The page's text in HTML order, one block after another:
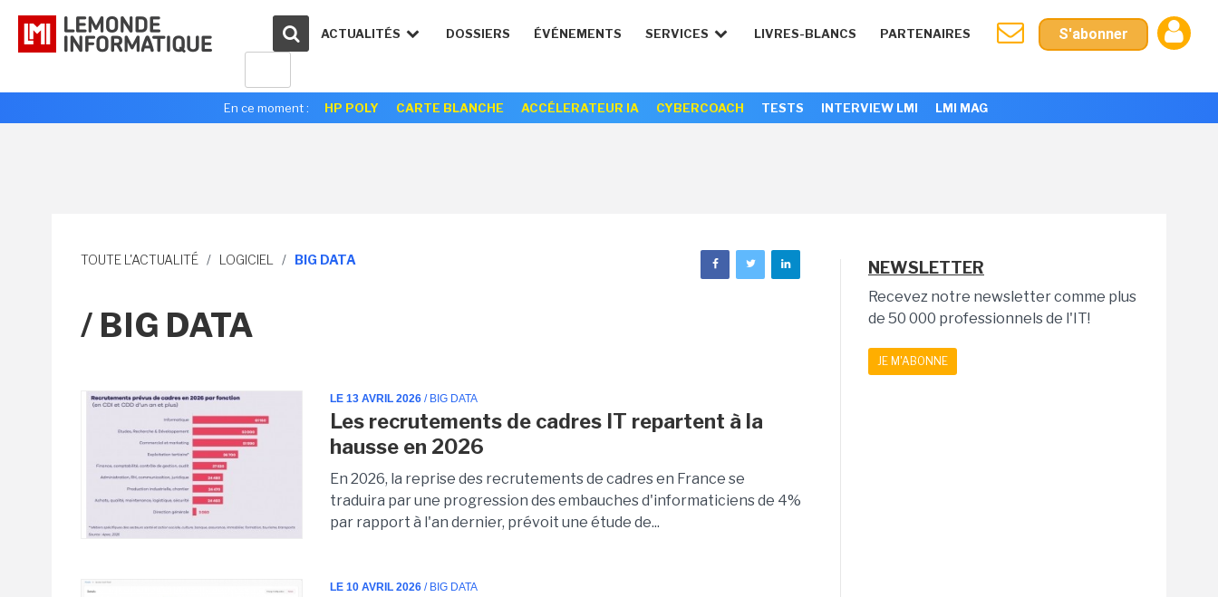
ACTUALITÉS DOSSIERS ÉVÉNEMENTS SERVICES LIVRES-BLANCS PARTENAIRES S'abonner
En ce moment : HP POLY CARTE BLANCHE ACCÉLERATEUR IA CYBERCOACH TESTS INTERVIEW LMI LMI MAG
TOUTE L'ACTUALITÉ / LOGICIEL / BIG DATA
/ BIG DATA
LE 13 AVRIL 2026 / BIG DATA
Les recrutements de cadres IT repartent à la
hausse en 2026
En 2026, la reprise des recrutements de cadres en France se
traduira par une progression des embauches d'informaticiens de 4%
par rapport à l'an dernier, prévoit une étude de...
LE 10 AVRIL 2026 / BIG DATA
NEWSLETTER
Recevez notre newsletter comme plus
de 50 000 professionnels de l'IT!
JE M'ABONNE